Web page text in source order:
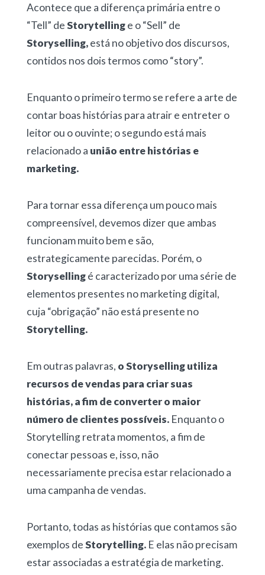
Acontece que a diferença primária entre o
“Tell” deStorytellinge o “Sell” de
Storyselling,está noobjetivo dos discursos,
contidos nos dois termos como “story”.
Enquanto o primeiro termo se refere a arte de
contar boas histórias para atrair e entreter o
leitor ou o ouvinte; o segundo está mais
relacionado a união entre histórias e
marketing.
Para tornar essa diferença um pouco mais
compreensível, devemos dizer que ambas
funcionam muito bem e são,
estrategicamente parecidas. Porém, o
Storysellingé caracterizado por uma série de
elementos presentes no marketing digital,
cuja “obrigação” não está presente no
Storytelling.
Em outras palavras, oStoryselling utiliza
recursos de vendas para criar suas
histórias, a fim de converter o maior
número de clientes possíveis. Enquanto o
Storytelling retrata momentos, a fim de
conectar pessoas e, isso, não
necessariamente precisa estar relacionado a
uma campanha de vendas.
Portanto, todas as histórias que contamos são
exemplos deStorytelling.E elas não precisam
estar associadas a estratégia de marketing.